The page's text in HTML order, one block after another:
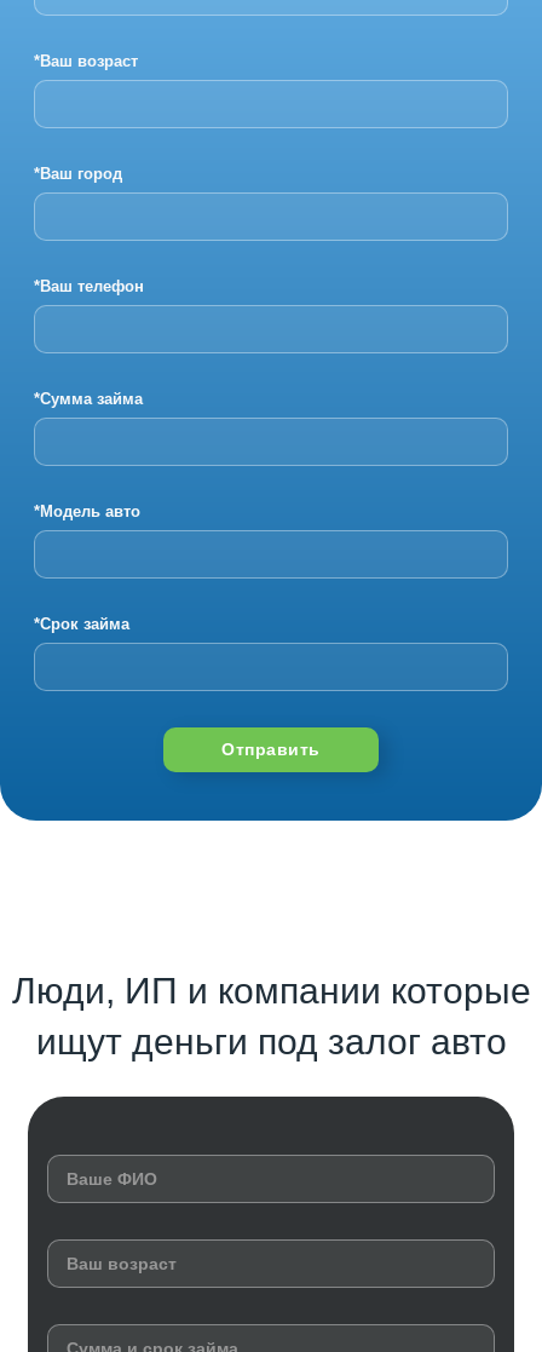
*Ваш возраст
*Ваш город
*Ваш телефон
*Сумма займа
*Модель авто
*Срок займа
Отправить
Люди, ИП и компании которые
ищут деньги под залог авто